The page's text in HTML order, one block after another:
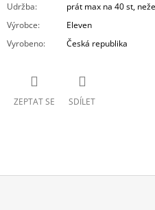
Udržba:
prát max na 40 st,
Výrobce:
Eleven
Vyrobeno: Česká republika
ZEPTAT SE SDÍLET